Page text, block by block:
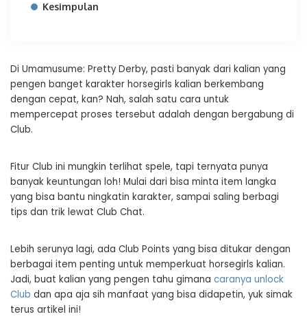
Kesimpulan
Di Umamusume: Pretty Derby, pasti banyak dari kalian yang
pengen banget karakter horsegirls kalian berkembang
dengan cepat, kan? Nah, salah satu cara untuk
mempercepat proses tersebut adalah dengan bergabung di
Club.
Fitur Club ini mungkin terlihat spele, tapi ternyata punya
banyak keuntungan loh! Mulai dari bisa minta item langka
yang bisa bantu ningkatin karakter, sampai saling berbagi
tips dan trik lewat Club Chat.
Lebih serunya lagi, ada Club Points yang bisa ditukar dengan
berbagai item penting untuk memperkuat horsegirls kalian.
Jadi, buat kalian yang pengen tahu gimana caranya unlock
Club dan apa aja sih manfaat yang bisa didapetin, yuk simak
terus artikel ini!